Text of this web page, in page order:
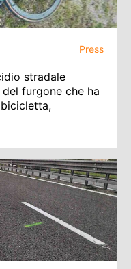
Press
stradale
furgone che ha